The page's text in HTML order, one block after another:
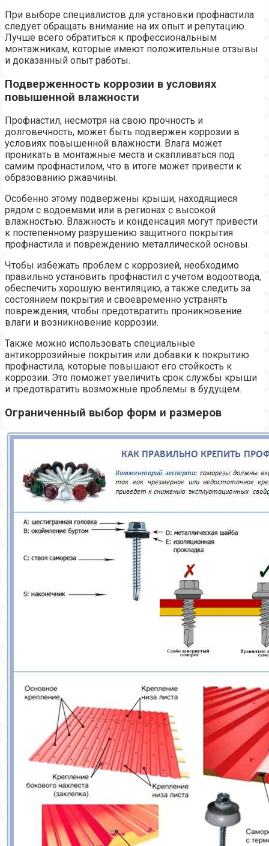
При выборе специалистов для установки профнастила
следует обращать внимание на их опыт и репутацию.
Лучше всего обратиться к профессиональным
монтажникам, которые имеют положительные отзывы
и доказанный опыт работы.
Подверженность коррозии в условиях
повышенной влажности
Профнастил, несмотря на свою прочность и
долговечность, может быть подвержен коррозии в
условиях повышенной влажности. Влага может
проникать в монтажные места и скапливаться под
самим профнастилом, что в итоге может привести к
образованию ржавчины.
Особенно этому подвержены крыши, находящиеся
рядом с водоемами или в регионах с высокой
влажностью. Влажность и конденсация могут привести
к постепенному разрушению защитного покрытия
профнастила и повреждению металлической основы.
Чтобы избежать проблем с коррозией, необходимо
правильно установить профнастил с учетом водоотвода,
обеспечить хорошую вентиляцию, а также следить за
состоянием покрытия и своевременно устранять
повреждения, чтобы предотвратить проникновение
влаги и возникновение коррозии.
Также можно использовать специальные
антикоррозийные покрытия или добавки к покрытию
профнастила, которые повышают его стойкость к
коррозии. Это поможет увеличить срок службы крыши
и предотвратить возможные проблемы в будущем.
Ограниченный выбор форм и размеров